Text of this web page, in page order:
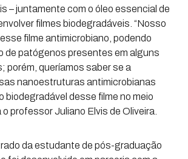
– juntamente com o óleo essencial de
filmes biodegradáveis. “Nosso
filme antimicrobiano, podendo
de patógenos presentes em alguns
porém, queríamos saber se a
nanoestruturas antimicrobianas
biodegradável desse filme no meio
o professor Juliano Elvis de Oliveira.
da estudante de pós-graduação